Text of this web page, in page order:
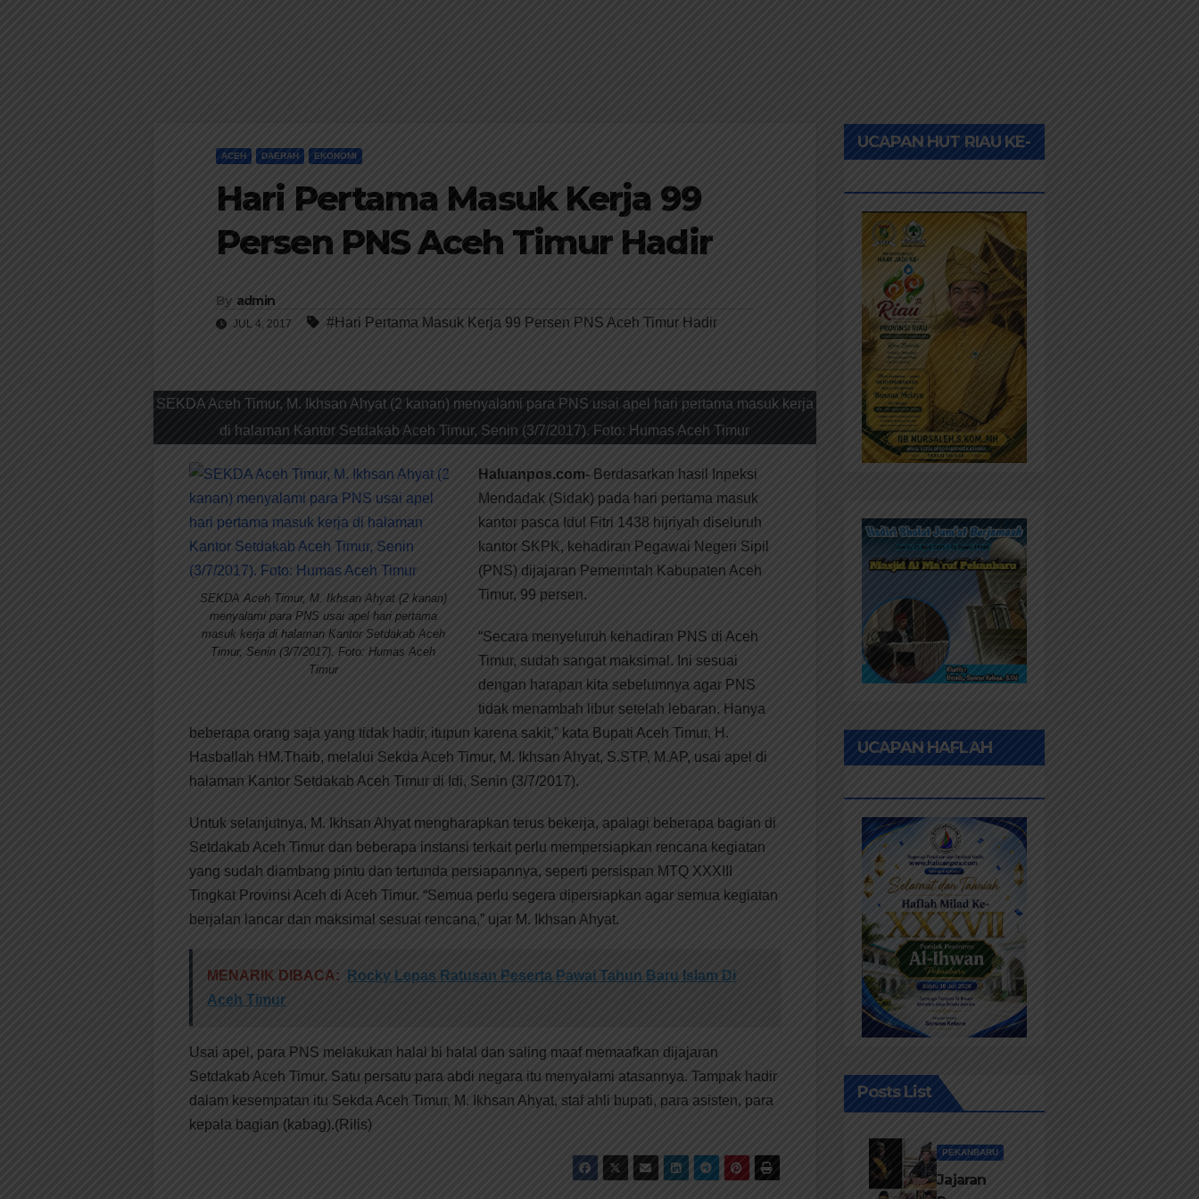
ACEH DAERAH EKONOMI
Hari Pertama Masuk Kerja 99
Persen PNS Aceh Timur Hadir
By admin
JUL 4, 2017 #Hari Pertama Masuk Kerja 99 Persen PNS Aceh Timur Hadir
SEKDA Aceh Timur, M. Ikhsan Ahyat (2 kanan) menyalami para PNS usai apel hari pertama masuk kerja
di halaman Kantor Setdakab Aceh Timur, Senin (3/7/2017). Foto: Humas Aceh Timur
SEKDA Aceh Timur, M. Ikhsan Ahyat (2 kanan)
menyalami para PNS usai apel hari pertama
masuk kerja di halaman Kantor Setdakab Aceh
Timur, Senin (3/7/2017). Foto: Humas Aceh
Timur
Haluanpos.com- Berdasarkan hasil Inpeksi
Mendadak (Sidak) pada hari pertama masuk
kantor pasca Idul Fitri 1438 hijriyah diseluruh
kantor SKPK, kehadiran Pegawai Negeri Sipil
(PNS) dijajaran Pemerintah Kabupaten Aceh
Timur, 99 persen.
“Secara menyeluruh kehadiran PNS di Aceh
Timur, sudah sangat maksimal. Ini sesuai
dengan harapan kita sebelumnya agar PNS
tidak menambah libur setelah lebaran. Hanya
beberapa orang saja yang tidak hadir, itupun karena sakit,” kata Bupati Aceh Timur, H.
Hasballah HM.Thaib, melalui Sekda Aceh Timur, M. Ikhsan Ahyat, S.STP, M.AP, usai apel di
halaman Kantor Setdakab Aceh Timur di Idi, Senin (3/7/2017).
Untuk selanjutnya, M. Ikhsan Ahyat mengharapkan terus bekerja, apalagi beberapa bagian di
Setdakab Aceh Timur dan beberapa instansi terkait perlu mempersiapkan rencana kegiatan
yang sudah diambang pintu dan tertunda persiapannya, seperti persispan MTQ XXXIII
Tingkat Provinsi Aceh di Aceh Timur. “Semua perlu segera dipersiapkan agar semua kegiatan
berjalan lancar dan maksimal sesuai rencana,” ujar M. Ikhsan Ahyat.
MENARIK DIBACA:
Rocky Lepas Ratusan Peserta Pawai Tahun Baru Islam Di
Aceh Timur
Usai apel, para PNS melakukan halal bi halal dan saling maaf memaafkan dijajaran
Setdakab Aceh Timur. Satu persatu para abdi negara itu menyalami atasannya. Tampak hadir
dalam kesempatan itu Sekda Aceh Timur, M. Ikhsan Ahyat, staf ahli bupati, para asisten, para
kepala bagian (kabag).(Rilis)
UCAPAN HUT RIAU KE-
UCAPAN HAFLAH
Posts List
PEKANBARU
Jajaran